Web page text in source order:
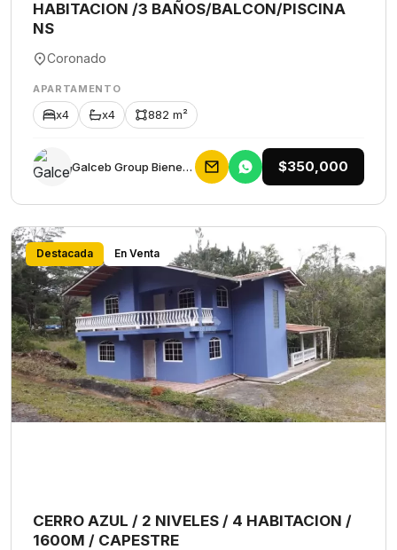
HABITACION /3 BAÑOS/BALCON/PISCINA
NS
Coronado
APARTAMENTO
x4 x4 882 m²
Galceb Group Bienes Raices $350,000
Destacada En Venta
CERRO AZUL / 2 NIVELES / 4 HABITACION /
1600M / CAPESTRE